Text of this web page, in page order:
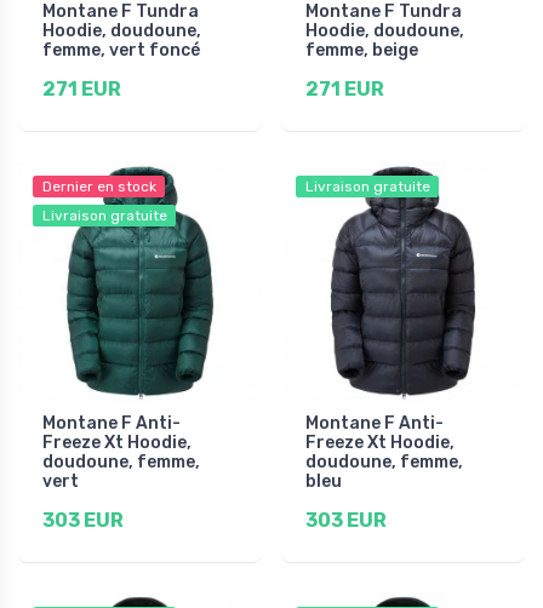
Montane F Tundra
Hoodie, doudoune,
femme, vert foncé
271 EUR
Montane F Tundra
Hoodie, doudoune,
femme, beige
271 EUR
Dernier en stock
Livraison gratuite
Montane F Anti-
Freeze Xt Hoodie,
doudoune, femme,
vert
303 EUR
Livraison gratuite
Montane F Anti-
Freeze Xt Hoodie,
doudoune, femme,
bleu
303 EUR